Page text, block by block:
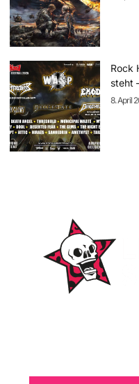
Rock
steht
8. April